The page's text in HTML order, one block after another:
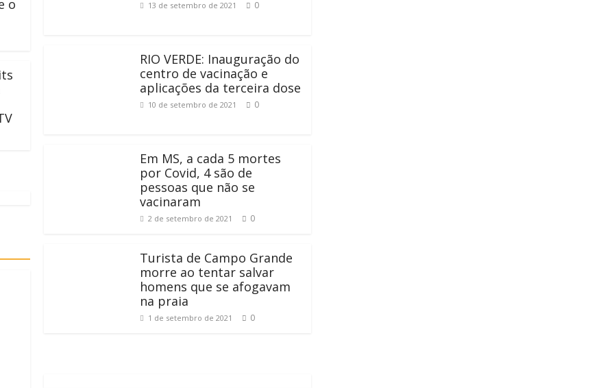
o
13 de setembro de 2021 0
RIO VERDE: Inauguração do
centro de vacinação e
aplicações da terceira dose
10 de setembro de 2021 0
Em MS, a cada 5 mortes
por Covid, 4 são de
pessoas que não se
vacinaram
2 de setembro de 2021 0
Turista de Campo Grande
morre ao tentar salvar
homens que se afogavam
na praia
1 de setembro de 2021 0